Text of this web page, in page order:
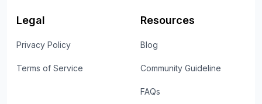
Legal
Privacy Policy
Terms of Service
Resources
Blog
Community Guideline
FAQs